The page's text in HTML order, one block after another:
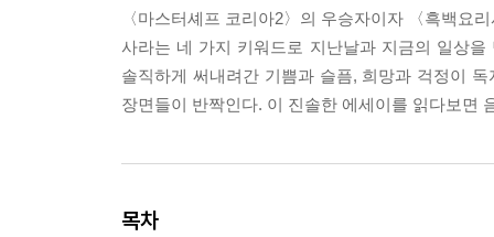
〈마스터셰프 코리아2〉의 우승자이자 〈흑백요
사라는 네 가지 키워드로 지난날과 지금의 일상
솔직하게 써내려간 기쁨과 슬픔, 희망과 걱정이
장면들이 반짝인다. 이 진솔한 에세이를 읽다보면
목차